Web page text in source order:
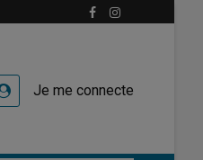
Je me connecte